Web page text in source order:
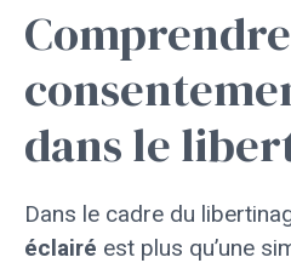
dans le
Dans le cadre du
éclairé est plus qu’une